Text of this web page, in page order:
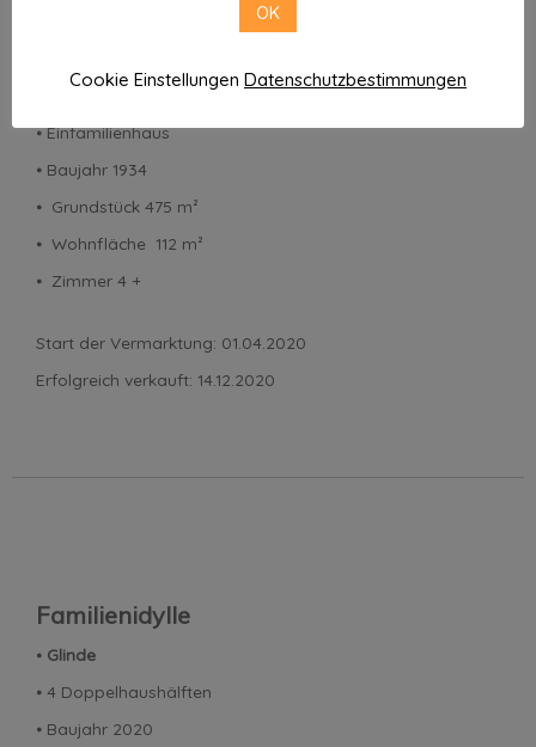
⦁ Einfamilienhaus
⦁ Baujahr 1934
⦁ Grundstück 475 m²
⦁ Wohnfläche 112 m²
⦁ Zimmer 4 +
Start der Vermarktung: 01.04.2020
Erfolgreich verkauft: 14.12.2020
Familienidylle
⦁ Glinde
⦁ 4 Doppelhaushälften
⦁ Baujahr 2020
OK
Cookie Einstellungen Datenschutzbestimmungen